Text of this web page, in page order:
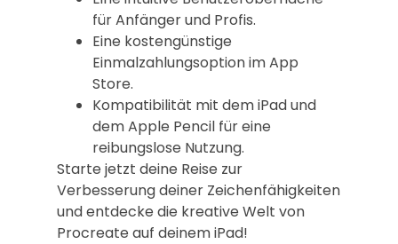
für Anfänger und Profis.
Eine kostengünstige
Einmalzahlungsoption im App
Store.
Kompatibilität mit dem iPad und
dem Apple Pencil für eine
reibungslose Nutzung.
Starte jetzt deine Reise zur
Verbesserung deiner Zeichenfähigkeiten
und entdecke die kreative Welt von
Procreate auf deinem iPad!